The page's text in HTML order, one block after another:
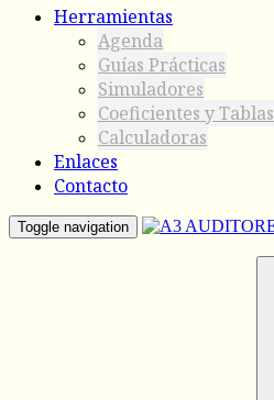
Herramientas
Agenda
Guías Prácticas
Simuladores
Coeficientes y Tablas
Calculadoras
Enlaces
Contacto
Toggle navigation